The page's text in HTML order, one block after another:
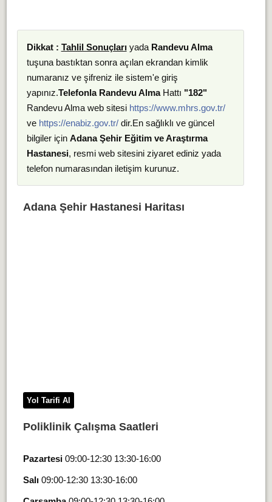
Dikkat : Tahlil Sonuçlarıyada Randevu Alma
tuşuna bastıktan sonra açılan ekrandan kimlik
numaranız ve şifreniz ile sistem'e giriş
yapınız.Telefonla Randevu AlmaHattı "182"
Randevu Alma web sitesi https://www.mhrs.gov.tr/
ve https://enabiz.gov.tr/dir.En sağlıklı ve güncel
bilgiler için Adana Şehir Eğitim ve Araştırma
Hastanesi, resmi web sitesini ziyaret ediniz yada
telefon numarasından iletişim kurunuz.
Adana Şehir Hastanesi Haritası
Yol Tarifi Al
Poliklinik Çalışma Saatleri
Pazartesi09:00-12:30 13:30-16:00
Salı09:00-12:30 13:30-16:00